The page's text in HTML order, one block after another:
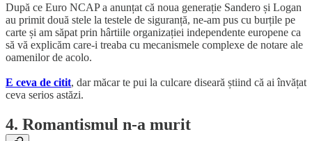
După ce Euro NCAP a anunțat că noua generație Sandero și Logan
au primit două stele la testele de siguranță, ne-am pus cu burțile pe
carte și am săpat prin hârtiile organizației independente europene ca
să vă explicăm care-i treaba cu mecanismele complexe de notare ale
oamenilor de acolo.
E ceva de citit, dar măcar te pui la culcare diseară știind că ai învățat
ceva serios astăzi.
4. Romantismul n-a murit